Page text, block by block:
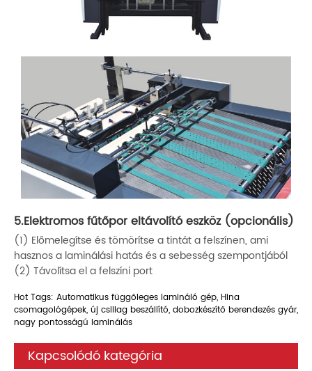
5.Elektromos fűtőpor eltávolító eszköz (opcionális)
(1) Előmelegítse és tömörítse a tintát a felszínen, ami
hasznos a laminálási hatás és a sebesség szempontjából
(2) Távolítsa el a felszíni port
Hot Tags: Automatikus függőleges lamináló gép, Hina
csomagológépek, új csillag beszállító, dobozkészítő berendezés gyár,
nagy pontosságú laminálás
Kapcsolódó kategória